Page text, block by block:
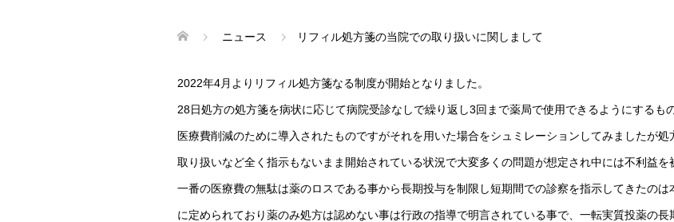
ニュース リフィル処方箋の当院での取り扱いに関しまして
2022年4月よりリフィル処方箋なる制度が開始となりました。
28日処方の処方箋を病状に応じて病院受診なしで繰り返し3回まで薬局で使用できるようにするもの
医療費削減のために導入されたものですがそれを用いた場合をシュミレーションしてみましたが
取り扱いなど全く指示もないまま開始されている状況で大変多くの問題が想定され中には不利益を
一番の医療費の無駄は薬のロスである事から長期投与を制限し短期間での診察を指示してきたの
に定められており薬のみ処方は認めない事は行政の指導で明言されている事で、一転実質投薬の